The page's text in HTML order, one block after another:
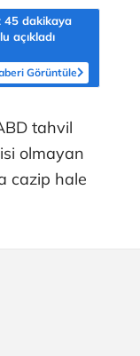
45 dakikaya
açıkladı
Görüntüle
tahvil
olmayan
cazip hale